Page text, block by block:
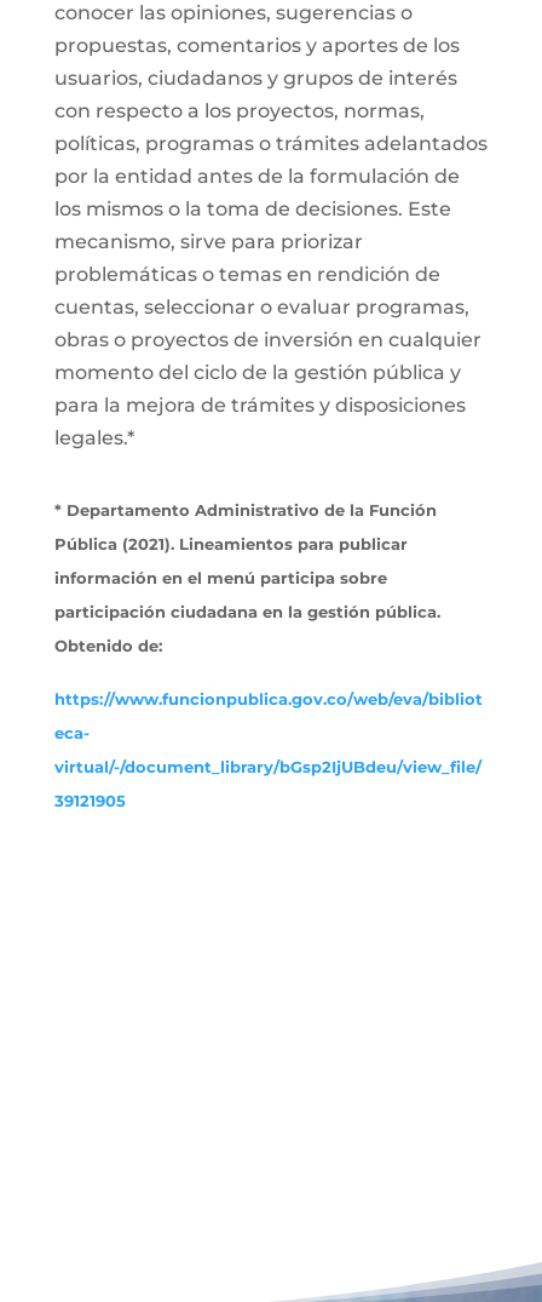
conocer las opiniones, sugerencias o
propuestas, comentarios y aportes de los
usuarios, ciudadanos y grupos de interés
con respecto a los proyectos, normas,
políticas, programas o trámites adelantados
por la entidad antes de la formulación de
los mismos o la toma de decisiones. Este
mecanismo, sirve para priorizar
problemáticas o temas en rendición de
cuentas, seleccionar o evaluar programas,
obras o proyectos de inversión en cualquier
momento del ciclo de la gestión pública y
para la mejora de trámites y disposiciones
legales.*
* Departamento Administrativo de la Función
Pública (2021). Lineamientos para publicar
información en el menú participa sobre
participación ciudadana en la gestión pública.
Obtenido de:
https://www.funcionpublica.gov.co/web/eva/bibliot
eca-
virtual/-/document_library/bGsp2IjUBdeu/view_file/
39121905